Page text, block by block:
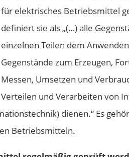
für elektrisches Betriebsmittel
definiert sie als „(…) alle
einzelnen Teilen dem
Gegenstände zum Erzeugen,
Messen, Umsetzen und
Verteilen und Verarbeiten von
dienen.“ Es
Betriebsmitteln.